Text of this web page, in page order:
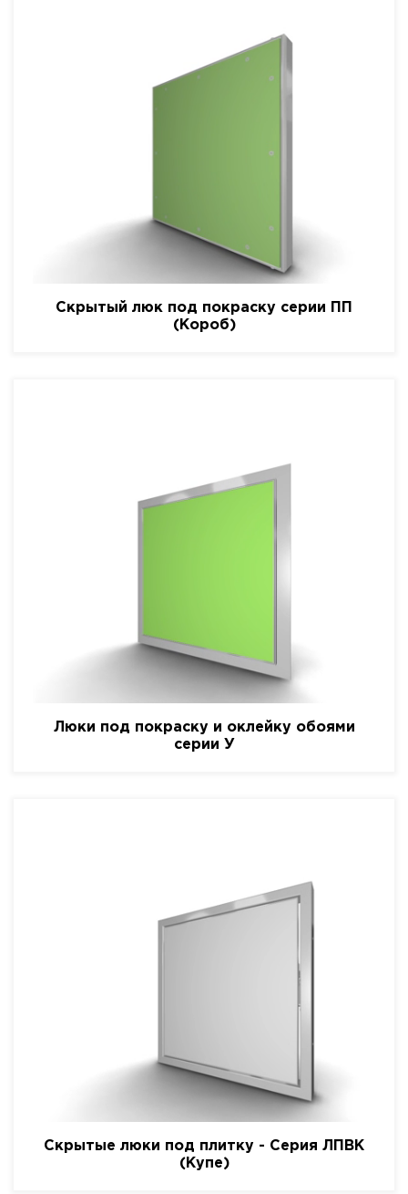
Скрытый люк под покраску серии ПП
(Короб)
Люки под покраску и оклейку обоями
серии У
Скрытые люки под плитку - Серия ЛПВК
(Купе)